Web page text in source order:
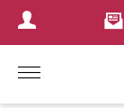
Login Menu